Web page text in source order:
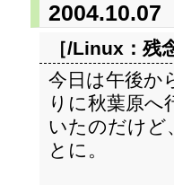
2004.10.07
［/Linux： 残
今日は午後か
りに秋葉原へ
いたのだけど
とに。